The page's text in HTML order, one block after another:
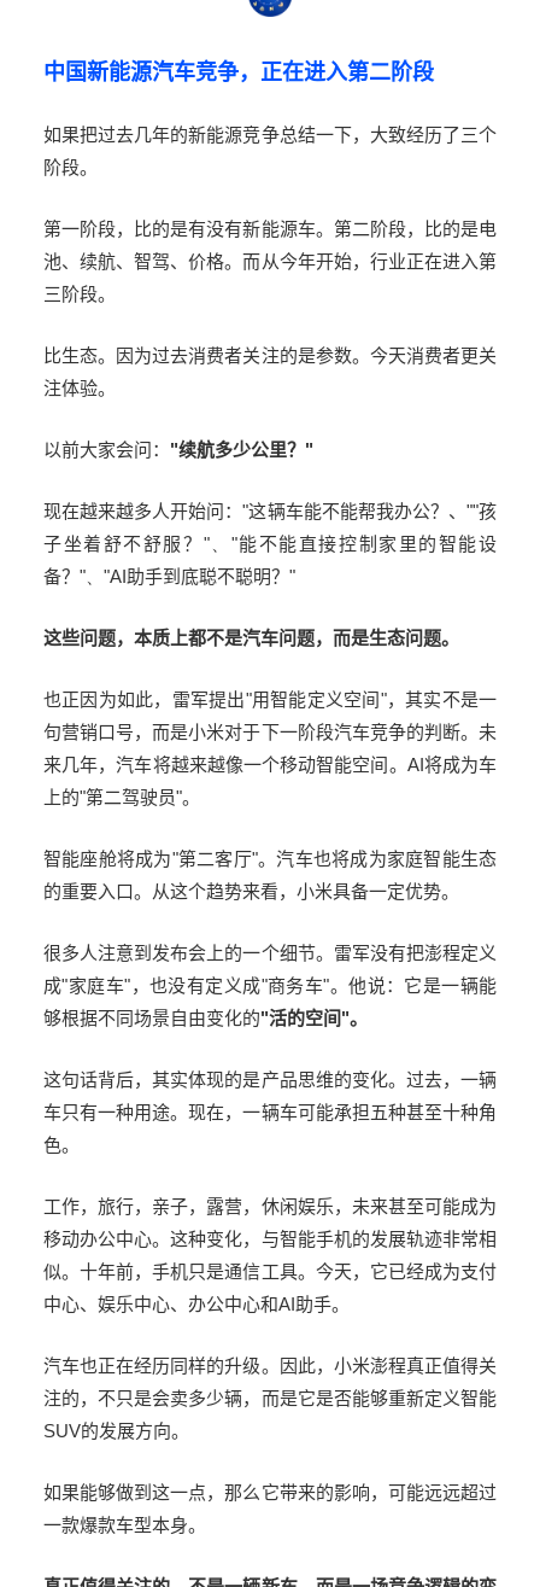
中国新能源汽车竞争，正在进入第二阶段
如果把过去几年的新能源竞争总结一下，大致经历了三个
阶段。
第一阶段，比的是有没有新能源车。第二阶段，比的是电
池、续航、智驾、价格。而从今年开始，行业正在进入第
三阶段。
比生态。因为过去消费者关注的是参数。今天消费者更关
注体验。
以前大家会问： "续航多少公里？ "
现在越来越多人开始问："这辆车能不能帮我办公？、 ""孩
子坐着舒不舒服？ "、"能不能直接控制家里的智能设
备？ "、"AI助手到底聪不聪明？ "
这些问题，本质上都不是汽车问题，而是生态问题。
也正因为如此， 雷军提出"用智能定义空间"，其实不是一
句营销口号，而是小米对于下一阶段汽车竞争的判断。未
来几年，汽车将越来越像一个移动智能空间。AI将成为车
上的"第二驾驶员"。
智能座舱将成为"第二客厅"。汽车也将成为家庭智能生态
的重要入口。从这个趋势来看，小米具备一定优势。
很多人注意到发布会上的一个细节。雷军没有把澎程定义
成"家庭车"，也没有定义成"商务车"。他说：它是一辆能
够根据不同场景自由变化的"活的空间"。
这句话背后，其实体现的是产品思维的变化。过去，一辆
车只有一种用途。现在，一辆车可能承担五种甚至十种角
色。
工作，旅行，亲子，露营，休闲娱乐，未来甚至可能成为
移动办公中心。这种变化，与智能手机的发展轨迹非常相
似。十年前，手机只是通信工具。今天，它已经成为支付
中心、娱乐中心、办公中心和AI助手。
汽车也正在经历同样的升级。因此，小米澎程真正值得关
注的，不只是会卖多少辆，而是它是否能够重新定义智能
SUV的发展方向。
如果能够做到这一点，那么它带来的影响，可能远远超过
一款爆款车型本身。